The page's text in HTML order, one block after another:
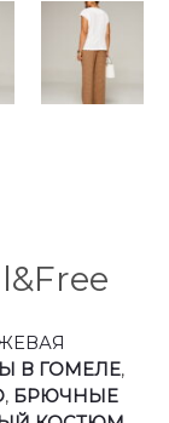
В ГОМЕЛЕ,
, БРЮЧНЫЕ